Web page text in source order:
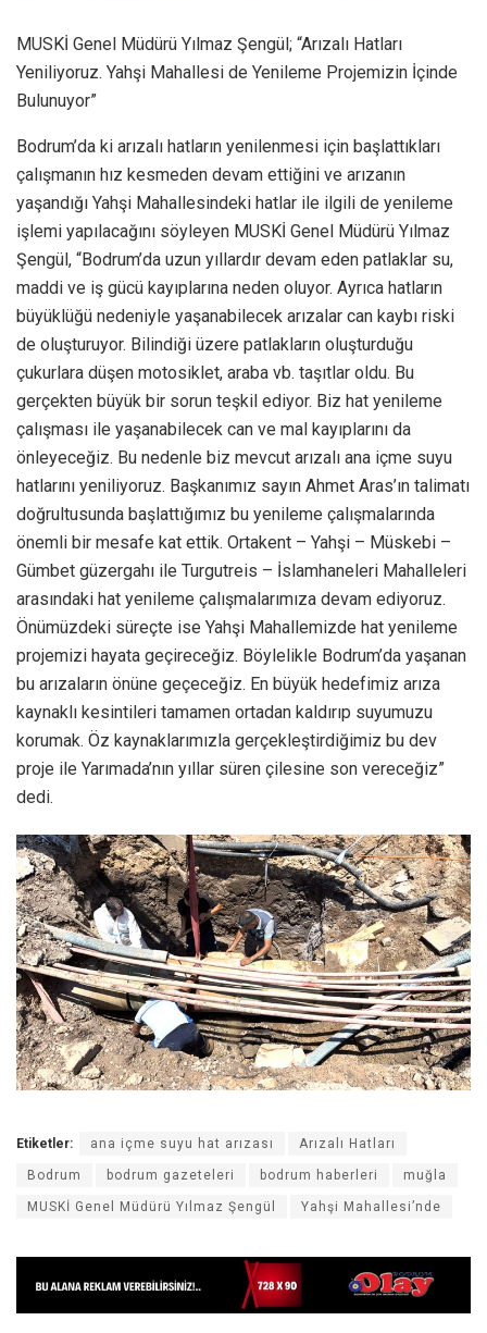
MUSKİ Genel Müdürü Yılmaz Şengül; “Arızalı Hatları
Yeniliyoruz. Yahşi Mahallesi de Yenileme Projemizin İçinde
Bulunuyor”
Bodrum’da ki arızalı hatların yenilenmesi için başlattıkları
çalışmanın hız kesmeden devam ettiğini ve arızanın
yaşandığı Yahşi Mahallesindeki hatlar ile ilgili de yenileme
işlemi yapılacağını söyleyen MUSKİ Genel Müdürü Yılmaz
Şengül, “Bodrum’da uzun yıllardır devam eden patlaklar su,
maddi ve iş gücü kayıplarına neden oluyor. Ayrıca hatların
büyüklüğü nedeniyle yaşanabilecek arızalar can kaybı riski
de oluşturuyor. Bilindiği üzere patlakların oluşturduğu
çukurlara düşen motosiklet, araba vb. taşıtlar oldu. Bu
gerçekten büyük bir sorun teşkil ediyor. Biz hat yenileme
çalışması ile yaşanabilecek can ve mal kayıplarını da
önleyeceğiz. Bu nedenle biz mevcut arızalı ana içme suyu
hatlarını yeniliyoruz. Başkanımız sayın Ahmet Aras’ın talimatı
doğrultusunda başlattığımız bu yenileme çalışmalarında
önemli bir mesafe kat ettik. Ortakent – Yahşi – Müskebi –
Gümbet güzergahı ile Turgutreis – İslamhaneleri Mahalleleri
arasındaki hat yenileme çalışmalarımıza devam ediyoruz.
Önümüzdeki süreçte ise Yahşi Mahallemizde hat yenileme
projemizi hayata geçireceğiz. Böylelikle Bodrum’da yaşanan
bu arızaların önüne geçeceğiz. En büyük hedefimiz arıza
kaynaklı kesintileri tamamen ortadan kaldırıp suyumuzu
korumak. Öz kaynaklarımızla gerçekleştirdiğimiz bu dev
proje ile Yarımada’nın yıllar süren çilesine son vereceğiz”
dedi.
Etiketler: ana içme suyu hat arızası Arızalı Hatları
Bodrum bodrum gazeteleri bodrum haberleri muğla
MUSKİ Genel Müdürü Yılmaz Şengül Yahşi Mahallesi’nde